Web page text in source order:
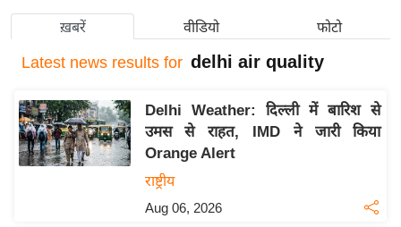
ष्ट्री
अं
र्रा
ष्ट्री
य
ख़बरें वीडियो फोटो
Latest news results for delhi air quality
Delhi Weather: दिल्ली में बारिश से
उमस से राहत, IMD ने जारी किया
Orange Alert
राष्ट्रीय
Aug 06, 2026